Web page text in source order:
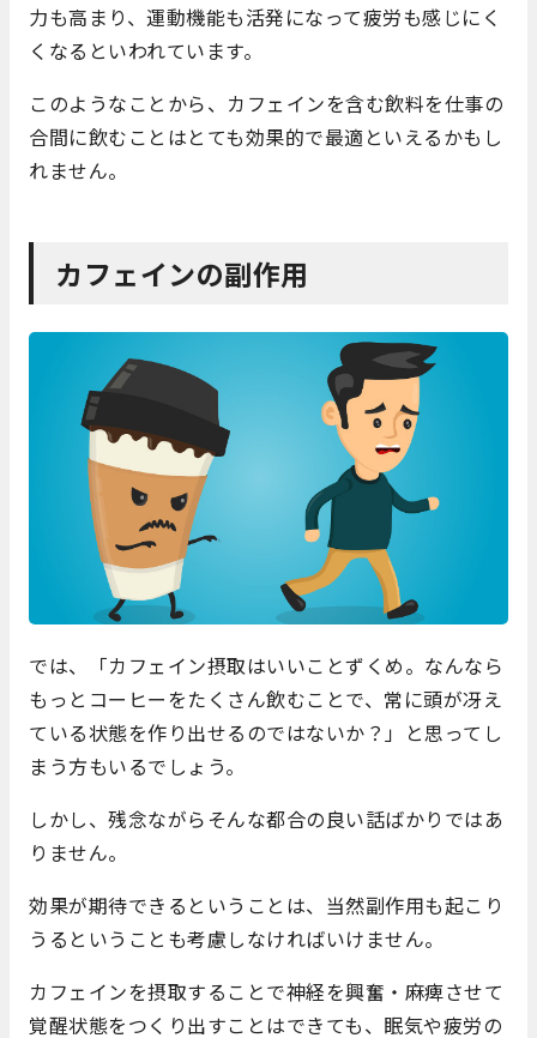
力も高まり、運動機能も活発になって疲労も感じにく
くなるといわれています。
このようなことから、カフェインを含む飲料を仕事の
合間に飲むことはとても効果的で最適といえるかもし
れません。
カフェインの副作用
では、「カフェイン摂取はいいことずくめ。なんなら
もっとコーヒーをたくさん飲むことで、常に頭が冴え
ている状態を作り出せるのではないか？」と思ってし
まう方もいるでしょう。
しかし、残念ながらそんな都合の良い話ばかりではあ
りません。
効果が期待できるということは、当然副作用も起こり
うるということも考慮しなければいけません。
カフェインを摂取することで神経を興奮・麻痺させて
覚醒状態をつくり出すことはできても、眠気や疲労の